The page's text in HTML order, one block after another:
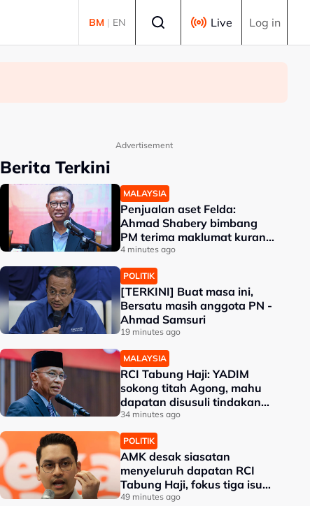
BM | EN Live Log in
Advertisement
Berita Terkini
MALAYSIA
Penjualan aset Felda:
Ahmad Shabery bimbang
PM terima maklumat kurang
tepat
4 minutes ago
POLITIK
[TERKINI] Buat masa ini,
Bersatu masih anggota PN -
Ahmad Samsuri
19 minutes ago
MALAYSIA
RCI Tabung Haji: YADIM
sokong titah Agong, mahu
dapatan disusuli tindakan
tegas
34 minutes ago
POLITIK
AMK desak siasatan
menyeluruh dapatan RCI
Tabung Haji, fokus tiga isu
kritikal
49 minutes ago